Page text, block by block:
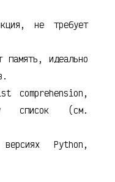
не требует
память, идеально
comprehension,
список (см.
Python,